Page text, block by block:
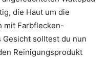
die Haut um die
mit Farbflecken-
Gesicht solltest du nun
Reinigungsprodukt